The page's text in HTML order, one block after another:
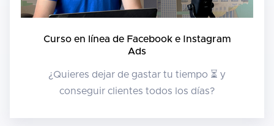
Curso en línea de Facebook e Instagram
Ads
¿Quieres dejar de gastar tu tiempo ⏳ y
conseguir clientes todos los días?